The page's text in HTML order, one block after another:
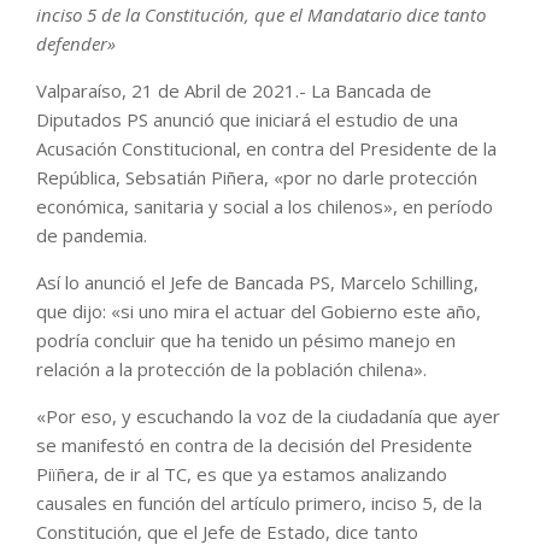
inciso 5 de la Constitución, que el Mandatario dice tanto
defender»
Valparaíso, 21 de Abril de 2021.- La Bancada de
Diputados PS anunció que iniciará el estudio de una
Acusación Constitucional, en contra del Presidente de la
República, Sebsatián Piñera, «por no darle protección
económica, sanitaria y social a los chilenos», en período
de pandemia.
Así lo anunció el Jefe de Bancada PS, Marcelo Schilling,
que dijo: «si uno mira el actuar del Gobierno este año,
podría concluir que ha tenido un pésimo manejo en
relación a la protección de la población chilena».
«Por eso, y escuchando la voz de la ciudadanía que ayer
se manifestó en contra de la decisión del Presidente
Piïñera, de ir al TC, es que ya estamos analizando
causales en función del artículo primero, inciso 5, de la
Constitución, que el Jefe de Estado, dice tanto